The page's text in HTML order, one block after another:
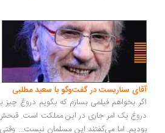
سناریست در گفت‌وگو با سعید مطلبی
بخواهم فیلمی بسازم که بگویم دروغ چیز بدی
یک امر جاری در این مملکت است. قبحش از بین
اما می‌گفتند این مسلمان نیست... وقتی به